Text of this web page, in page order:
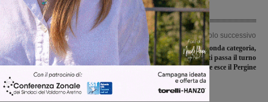
Articolo precedente
Turismo, la Confcommercio fa appello
ai sindaci: “Costituite l’Ambito
Valdarno, non perdiamo questa
occasione”
Articolo successivo
Coppa Toscana di Seconda categoria,
anche il Badia a Roti passa il turno
mentre esce il Pergine